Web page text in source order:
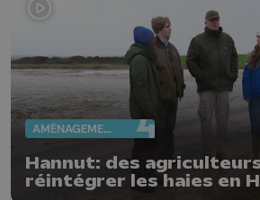
AMÉNAGEMENT DU TERRITOIRE
Hannut: des
réintégrer les haies en